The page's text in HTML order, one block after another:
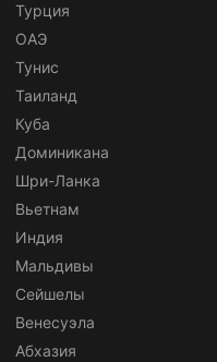
Турция
ОАЭ
Тунис
Таиланд
Куба
Доминикана
Шри-Ланка
Вьетнам
Индия
Мальдивы
Сейшелы
Венесуэла
Абхазия